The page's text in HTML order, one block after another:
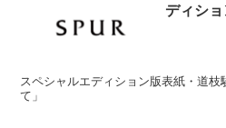
ディショ
スペシャルエディション版表紙・道枝
て」